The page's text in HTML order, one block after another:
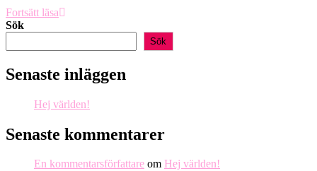
Fortsätt läsaHej
Sök
Sök
Senaste inläggen
Hej världen!
Senaste kommentarer
En kommentarsförfattare om Hej världen!